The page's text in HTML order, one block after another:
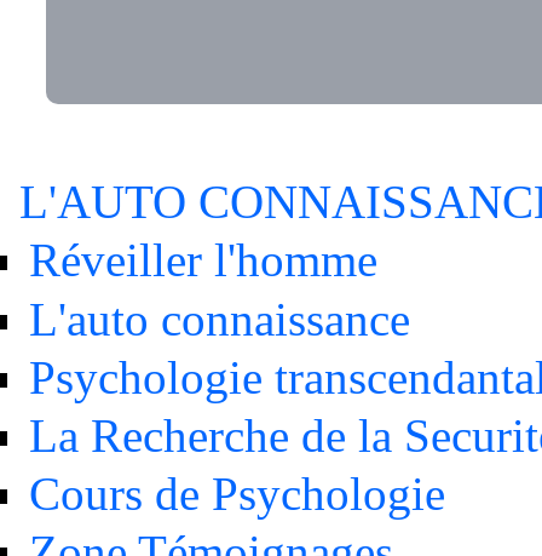
L'AUTO
Réveiller l'homme
L'auto connaissance
Psychologie
La Recherche de la
Cours de Psychologie